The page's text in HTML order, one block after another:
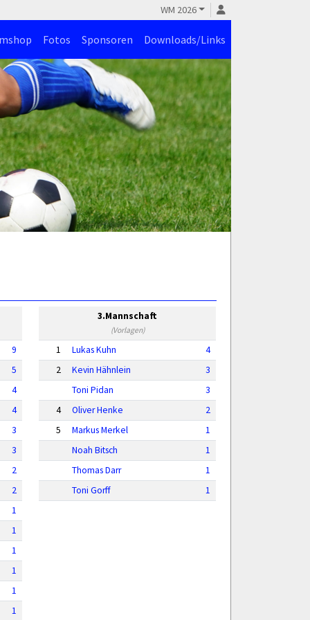
WM 2026
Fotos Sponsoren Downloads/Links
9
5
4
4
3
3
2
2
1
1
1
1
1
1
3.Mannschaft
(Vorlagen)
1 Lukas Kuhn
4
2
Kevin Hähnlein
3
Toni Pidan
3
4
Oliver Henke
2
5
Markus Merkel
1
Noah Bitsch
1
Thomas Darr
1
Toni Gorff
1